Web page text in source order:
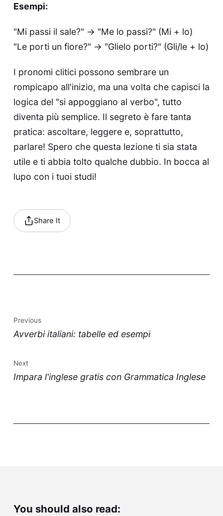
Esempi:
"Mi passi il sale?" → "Me lo passi?" (Mi + lo)
"Le porti un fiore?" → "Glielo porti?" (Gli/le + lo)
I pronomi clitici possono sembrare un
rompicapo all'inizio, ma una volta che capisci la
logica del "si appoggiano al verbo", tutto
diventa più semplice. Il segreto è fare tanta
pratica: ascoltare, leggere e, soprattutto,
parlare! Spero che questa lezione ti sia stata
utile e ti abbia tolto qualche dubbio. In bocca al
lupo con i tuoi studi!
Share It
Previous
Avverbi italiani: tabelle ed esempi
Next
Impara l'inglese gratis con Grammatica Inglese
You should also read: